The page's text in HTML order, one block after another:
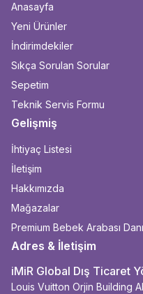
Anasayfa
Yeni Ürünler
İndirimdekiler
Sıkça Sorulan Sorular
Sepetim
Teknik Servis Formu
Gelişmiş
İhtiyaç Listesi
İletişim
Hakkımızda
Mağazalar
Premium Bebek Arabası
Adres & İletişim
iMiR Global Dış Ticaret
Louis Vuitton Orjin Building